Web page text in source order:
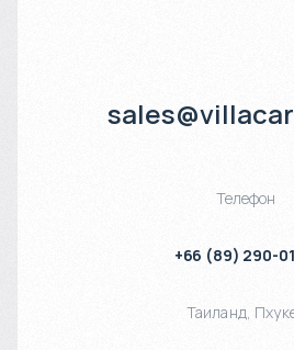
Телефон
+66 (89) 290-
Таиланд,